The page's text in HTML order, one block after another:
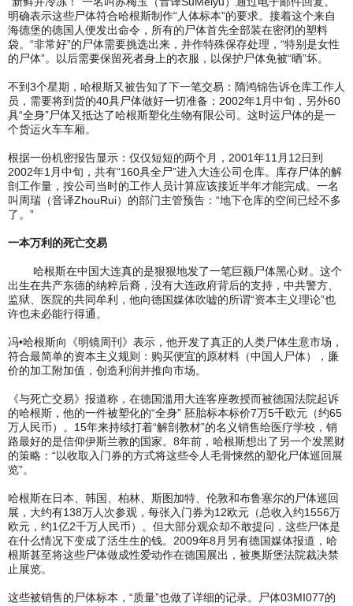
明确表示这些尸体符合哈根斯制作“人体标本”的要求。接着这个来自
海德堡的德国人便发出命令，所有的尸体首先全部装在密闭的塑料
袋。“非常好”的尸体需要挑选出来，并作特殊保存处理，“特别是女性
的尸体”。以后需要保留死者身上的衣服，以保护尸体免被“晒”坏。
不到3个星期，哈根斯又被告知了下一笔交易：隋鸿锦告诉仓库工作人
员，需要将到货的40具尸体做好一切准备；2002年1月中旬，另外60
具“全身”尸体又抵达了哈根斯塑化生物有限公司。这时运尸体的是一
个货运火车车厢。
根据一份机密报告显示：仅仅短短的两个月，2001年11月12日到
2002年1月中旬，共有“160具全尸”进入大连公司仓库。库存尸体的解
剖工作量，按公司当时的工作人员计算应该接近半年才能完成。一名
叫周瑞（音译ZhouRui）的部门主管预告：“地下仓库的空间已经不多
了。”
一本万利的死亡交易
哈根斯在中国大连真的是狠狠地发了一笔巨额尸体黑心财。这个
出生在共产东德的纳粹后裔，没有大连政府背后的支持，中共警方、
监狱、医院的共同牟利，他向德国媒体吹嘘的所谓“资本主义理论”也
许也未必能行得通。
冯•哈根斯向《明镜周刊》表示，他开发了真正的人类尸体生意市场，
符合最简单的资本主义规则：购买便宜的原材料（中国人尸体），廉
价的加工附加值，创造利润并推向市场。
《与死亡交易》报道称，在德国滥用大连客座教授而被德国法院起诉
的哈根斯，他的一件被塑化的“全身” 胚胎标本标价7万5千欧元（约65
万人民币）。15年来持续打着“解剖教材”的名义销售给医疗学校，销
路最好的是信仰伊斯兰教的国家。8年前，哈根斯想出了另一个发黑财
的策略：“以收取入门券的方式将这些令人毛骨悚然的塑化尸体巡回展
览”。
哈根斯在日本、韩国、柏林、斯图加特、伦敦和布鲁塞尔的尸体巡回
展，大约有138万人次参观，每张入门券为12欧元（总收入约1556万
欧元，约1亿2千万人民币）。但大部分观众却不敢提问，这些尸体是
在什么情况下变成了活生生的钱。2009年8月另有德国媒体报道，哈
根斯甚至将这些尸体做成性爱动作在德国展出，被奥斯堡法院裁决禁
止展览。
这些被销售的尸体标本，“质量”也做了详细的记录。尸体03MI077的